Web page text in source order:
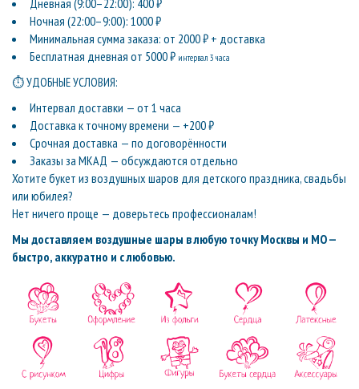
Дневная (9:00–22:00): 400 ₽
Ночная (22:00–9:00): 1000 ₽
Минимальная сумма заказа: от 2000 ₽ + доставка
Бесплатная дневная от 5000 ₽ интервал 3 часа
⏱ УДОБНЫЕ УСЛОВИЯ:
Интервал доставки — от 1 часа
Доставка к точному времени — +200 ₽
Срочная доставка — по договорённости
Заказы за МКАД — обсуждаются отдельно
Хотите букет из воздушных шаров для детского праздника, свадьбы
или юбилея?
Нет ничего проще — доверьтесь профессионалам!
Мы доставляем воздушные шары в любую точку Москвы и МО —
быстро, аккуратно и с любовью.